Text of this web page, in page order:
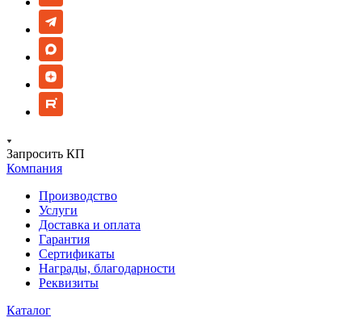
Запросить КП
Компания
Производство
Услуги
Доставка и оплата
Гарантия
Сертификаты
Награды, благодарности
Реквизиты
Каталог